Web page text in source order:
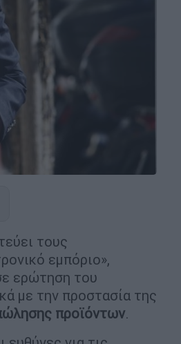
τους
εμπόριο»,
ερώτηση του
με την προστασία της
προϊόντων.